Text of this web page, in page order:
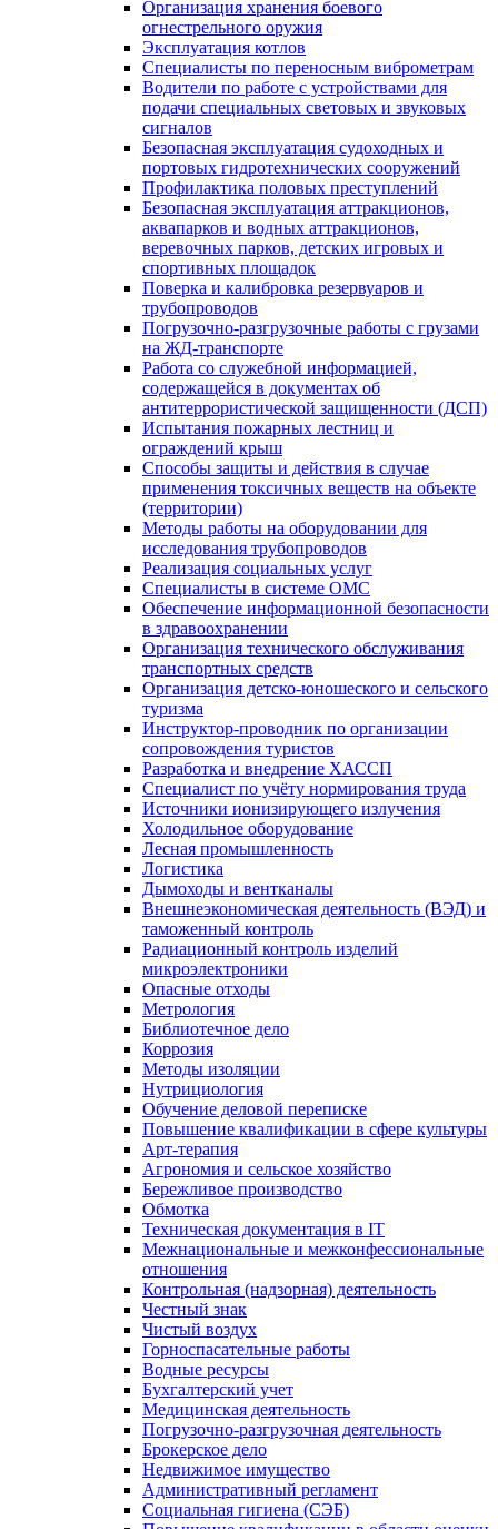
Организация хранения боевого
огнестрельного оружия
Эксплуатация котлов
Специалисты по переносным виброметрам
Водители по работе с устройствами для
подачи специальных световых и звуковых
сигналов
Безопасная эксплуатация судоходных и
портовых гидротехнических сооружений
Профилактика половых преступлений
Безопасная эксплуатация аттракционов,
аквапарков и водных аттракционов,
веревочных парков, детских игровых и
спортивных площадок
Поверка и калибровка резервуаров и
трубопроводов
Погрузочно-разгрузочные работы с грузами
на ЖД-транспорте
Работа со служебной информацией,
содержащейся в документах об
антитеррористической защищенности (ДСП)
Испытания пожарных лестниц и
ограждений крыш
Способы защиты и действия в случае
применения токсичных веществ на объекте
(территории)
Методы работы на оборудовании для
исследования трубопроводов
Реализация социальных услуг
Специалисты в системе ОМС
Обеспечение информационной безопасности
в здравоохранении
Организация технического обслуживания
транспортных средств
Организация детско-юношеского и сельского
туризма
Инструктор-проводник по организации
сопровождения туристов
Разработка и внедрение ХАССП
Специалист по учёту нормирования труда
Источники ионизирующего излучения
Холодильное оборудование
Лесная промышленность
Логистика
Дымоходы и вентканалы
Внешнеэкономическая деятельность (ВЭД) и
таможенный контроль
Радиационный контроль изделий
микроэлектроники
Опасные отходы
Метрология
Библиотечное дело
Коррозия
Методы изоляции
Нутрициология
Обучение деловой переписке
Повышение квалификации в сфере культуры
Арт-терапия
Агрономия и сельское хозяйство
Бережливое производство
Обмотка
Техническая документация в IT
Межнациональные и межконфессиональные
отношения
Контрольная (надзорная) деятельность
Честный знак
Чистый воздух
Горноспасательные работы
Водные ресурсы
Бухгалтерский учет
Медицинская деятельность
Погрузочно-разгрузочная деятельность
Брокерское дело
Недвижимое имущество
Административный регламент
Социальная гигиена (СЭБ)